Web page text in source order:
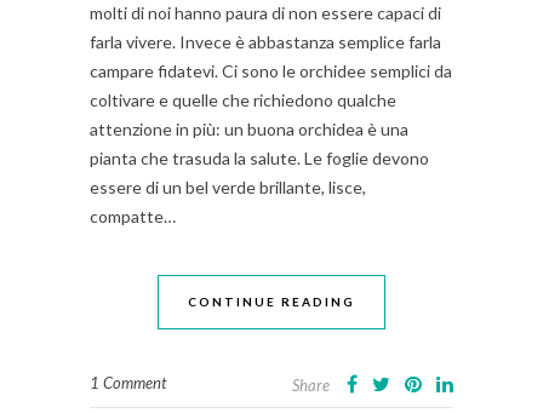
molti di noi hanno paura di non essere capaci di
farla vivere. Invece è abbastanza semplice farla
campare fidatevi. Ci sono le orchidee semplici da
coltivare e quelle che richiedono qualche
attenzione in più: un buona orchidea è una
pianta che trasuda la salute. Le foglie devono
essere di un bel verde brillante, lisce,
compatte…
CONTINUE READING
1 Comment Share